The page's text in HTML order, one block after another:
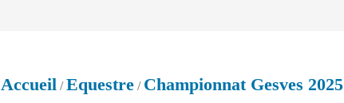
Accueil /Equestre / Championnat Gesves 2025